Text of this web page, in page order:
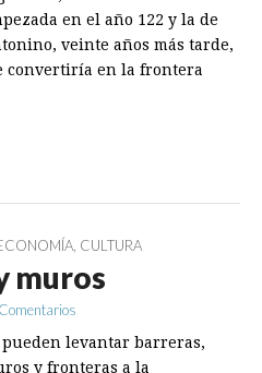
en el año 122 y la de
veinte años más tarde,
convertiría en la frontera
CULTURA
muros
pueden levantar barreras,
y fronteras a la